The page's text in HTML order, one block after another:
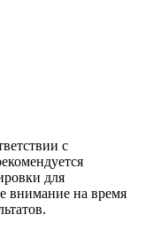
с
для
внимание на время